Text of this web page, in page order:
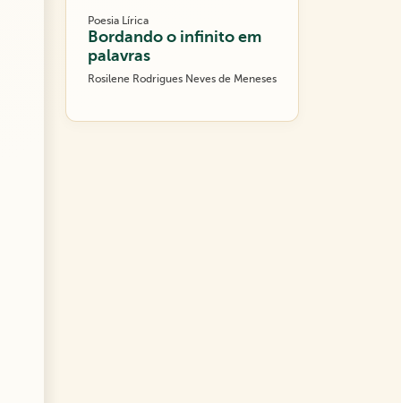
Poesia Lírica
Bordando o infinito em
palavras
Rosilene Rodrigues Neves de Meneses